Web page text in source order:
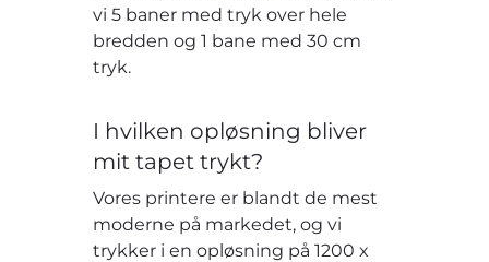
vi 5 baner med tryk over hele
bredden og 1 bane med 30 cm
tryk.
I hvilken opløsning bliver
mit tapet trykt?
Vores printere er blandt de mest
moderne på markedet, og vi
trykker i en opløsning på 1200 x